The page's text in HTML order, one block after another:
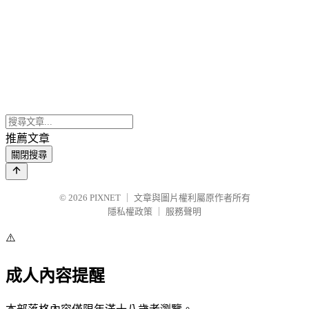
推薦文章
關閉搜尋
© 2026 PIXNET
文章與圖片權利屬原作者所有
隱私權政策
服務聲明
⚠️
成人內容提醒